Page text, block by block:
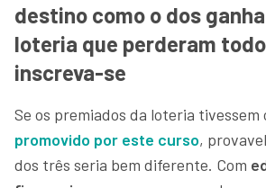
destino como o dos
loteria que perderam
inscreva-se
Se os premiados da loteria tivessem
promovido por este curso,
dos três seria bem diferente. Com